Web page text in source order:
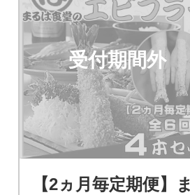
受付期間外
【2ヵ月毎定期便】ま